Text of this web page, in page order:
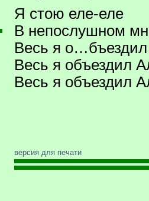
Я стою еле-еле
В непослушном
Весь я
Весь я объездил
Весь я объездил
версия для печати